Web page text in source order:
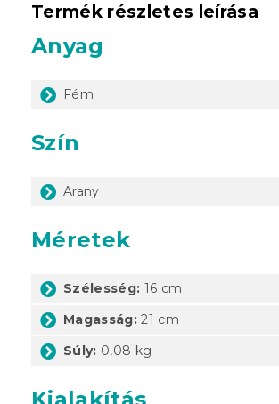
Termék részletes leírása
Anyag
Fém
Szín
Arany
Méretek
Szélesség: 16 cm
Magasság: 21 cm
Súly: 0,08 kg